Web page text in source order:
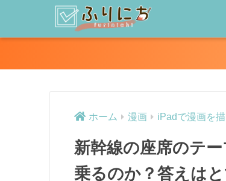
ホーム 漫画 iPadで漫画を描
新幹線の座席のテ
乗るのか？答えは